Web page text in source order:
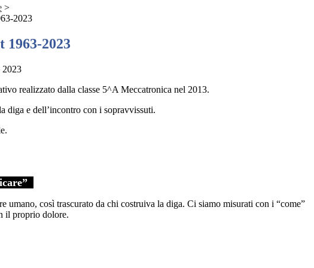
>
2023
1963-2023
2023
realizzato dalla classe 5^A Meccatronica nel 2013.
diga e dell’incontro con i sopravvissuti.
.
umano, così trascurato da chi costruiva la diga. Ci siamo misurati con i “come”
il proprio dolore.